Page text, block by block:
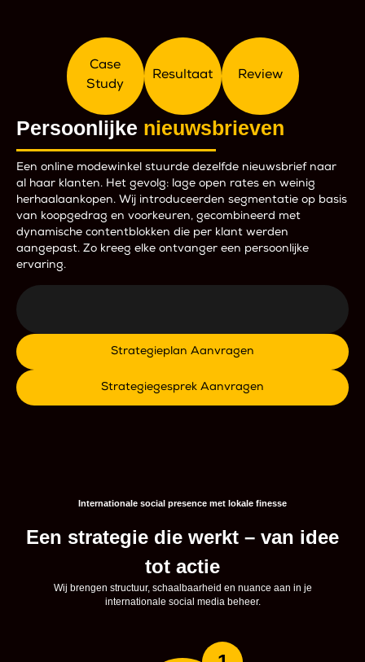
Case
Study
Resultaat Review
Persoonlijke nieuwsbrieven
Een online modewinkel stuurde dezelfde nieuwsbrief naar
al haar klanten. Het gevolg: lage open rates en weinig
herhaalaankopen. Wij introduceerden segmentatie op basis
van koopgedrag en voorkeuren, gecombineerd met
dynamische contentblokken die per klant werden
aangepast. Zo kreeg elke ontvanger een persoonlijke
ervaring.
Strategieplan Aanvragen
Strategiegesprek Aanvragen
Internationale social presence met lokale finesse
Een strategie die werkt – van idee
tot actie
Wij brengen structuur, schaalbaarheid en nuance aan in je
internationale social media beheer.